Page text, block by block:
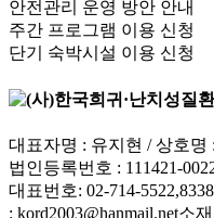
안전관리 운영 방안 안내
주간 프로그램 이용 신청
단기 숙박시설 이용 신청
대표자명 : 유지현 / 상호
법인등록번호 : 111421-
대표번호: 02-714-
: kord2003@hanmail.net소